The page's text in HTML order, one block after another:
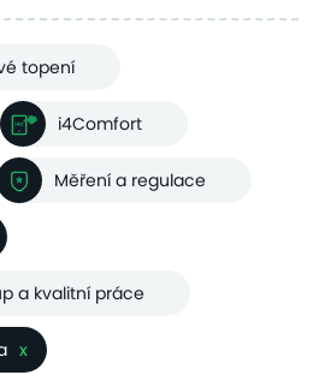
topení
i4Comfort
Měření a regulace
a kvalitní práce
x